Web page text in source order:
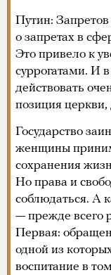
Путин:
о запретах в
Это привело к
суррогатами. И
действовать
позиция
Государство
женщины
сохранения
Но права и
соблюдаться. А
— прежде всего
Первая:
одной из
воспитание в